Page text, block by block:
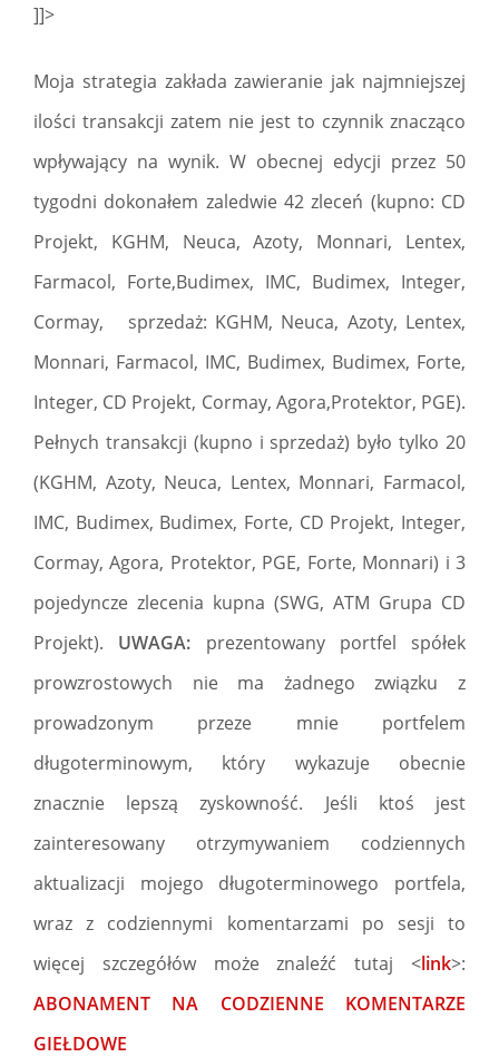
]]>
Moja strategia zakłada zawieranie jak najmniejszej
ilości transakcji zatem nie jest to czynnik znacząco
wpływający na wynik. W obecnej edycji przez 50
tygodni dokonałem zaledwie 42 zleceń (kupno: CD
Projekt, KGHM, Neuca, Azoty, Monnari, Lentex,
Farmacol, Forte,Budimex, IMC, Budimex, Integer,
Cormay, sprzedaż: KGHM, Neuca, Azoty, Lentex,
Monnari, Farmacol, IMC, Budimex, Budimex, Forte,
Integer, CD Projekt, Cormay, Agora,Protektor, PGE).
Pełnych transakcji (kupno i sprzedaż) było tylko 20
(KGHM, Azoty, Neuca, Lentex, Monnari, Farmacol,
IMC, Budimex, Budimex, Forte, CD Projekt, Integer,
Cormay, Agora, Protektor, PGE, Forte, Monnari) i 3
pojedyncze zlecenia kupna (SWG, ATM Grupa CD
Projekt). UWAGA: prezentowany portfel spółek
prowzrostowych nie ma żadnego związku z
prowadzonym przeze mnie portfelem
długoterminowym, który wykazuje obecnie
znacznie lepszą zyskowność. Jeśli ktoś jest
zainteresowany otrzymywaniem codziennych
aktualizacji mojego długoterminowego portfela,
wraz z codziennymi komentarzami po sesji to
więcej szczegółów może znaleźć tutaj <link>:
ABONAMENT NA CODZIENNE KOMENTARZE
GIEŁDOWE